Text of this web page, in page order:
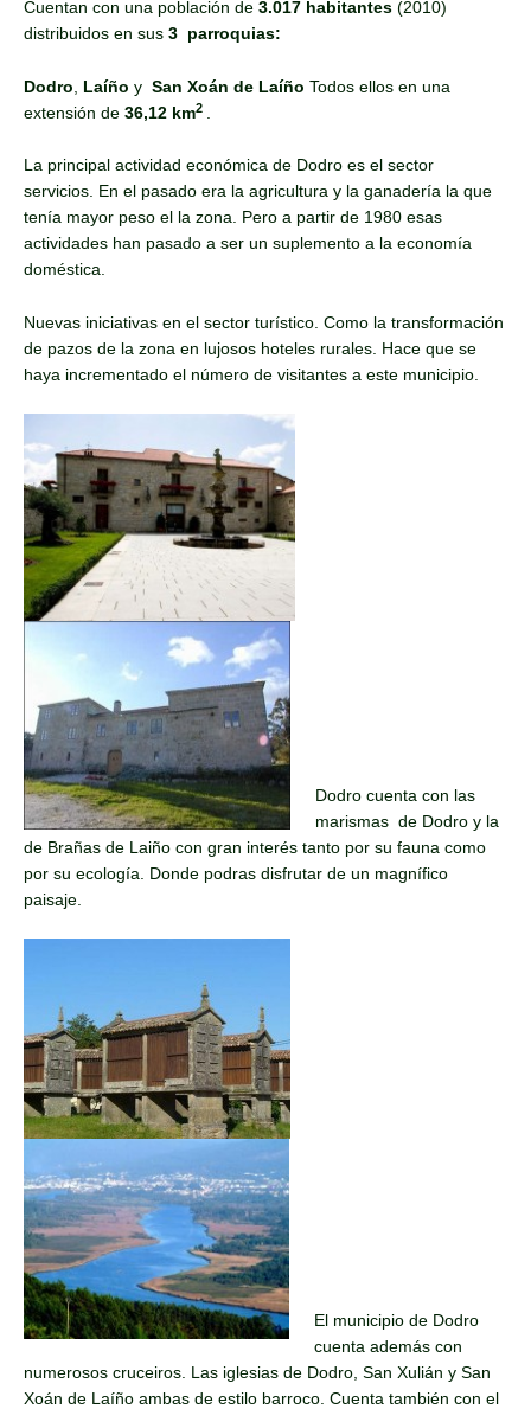
Cuentan con una población de 3.017 habitantes (2010)
distribuidos en sus 3 parroquias:
Dodro Laíño y San Xoán de Laíño Todos ellos en una
extensión de 36,12 km2
La principal actividad económica de Dodro es el sector
servicios. En el pasado era la agricultura y la ganadería la que
tenía mayor peso el la zona. Pero a partir de 1980 esas
actividades han pasado a ser un suplemento a la economía
doméstica.
Nuevas iniciativas en el sector turístico. Como la transformación
de pazos de la zona en lujosos hoteles rurales. Hace que se
haya incrementado el número de visitantes a este municipio.
Dodro cuenta con las
marismas de Dodro y la
de Brañas de Laiño con gran interés tanto por su fauna como
por su ecología. Donde podras disfrutar de un magnífico
paisaje.
El municipio de Dodro
cuenta además con
numerosos cruceiros. Las iglesias de Dodro, San Xulián y San
Xoán de Laíño ambas de estilo barroco. Cuenta también con el